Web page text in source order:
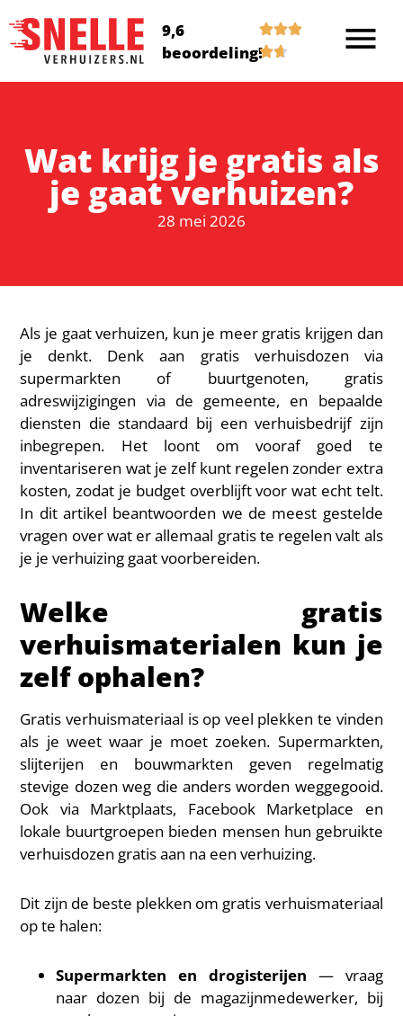
9,6
beoordeling!
Wat krijg je gratis als
je gaat verhuizen?
28 mei 2026
Als je gaat verhuizen, kun je meer gratis krijgen dan
je denkt. Denk aan gratis verhuisdozen via
supermarkten of buurtgenoten, gratis
adreswijzigingen via de gemeente, en bepaalde
diensten die standaard bij een verhuisbedrijf zijn
inbegrepen. Het loont om vooraf goed te
inventariseren wat je zelf kunt regelen zonder extra
kosten, zodat je budget overblijft voor wat echt telt.
In dit artikel beantwoorden we de meest gestelde
vragen over wat er allemaal gratis te regelen valt als
je je verhuizing gaat voorbereiden.
Welke gratis
verhuismaterialen kun je
zelf ophalen?
Gratis verhuismateriaal is op veel plekken te vinden
als je weet waar je moet zoeken. Supermarkten,
slijterijen en bouwmarkten geven regelmatig
stevige dozen weg die anders worden weggegooid.
Ook via Marktplaats, Facebook Marketplace en
lokale buurtgroepen bieden mensen hun gebruikte
verhuisdozen gratis aan na een verhuizing.
Dit zijn de beste plekken om gratis verhuismateriaal
op te halen:
Supermarkten en drogisterijen — vraag
naar dozen bij de magazijnmedewerker, bij